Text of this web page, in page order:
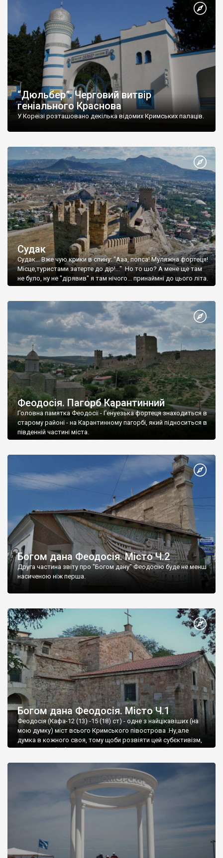
“Дюльбер”. Черговий витвір
геніального Краснова
У Кореїзі розташовано декілька відомих Кримських палаців.
Судак
Судак... Вже чую крики в спину: "Ааа, попса! Муляжна фортеця!
Місце,туристами затерте до дір!..." Но то шо? А мене ще там
не було, ну не "дірявив" я там нічого... принаймні до цього літа.
Феодосія. Пагорб Карантинний
Головна памятка Феодосії - Генуезька фортеця знаходиться в
старому районі - на Карантинному пагорбі, який підноситься в
південній частині міста.
Богом дана Феодосія. Місто Ч.2
Друга частина звіту про "Богом дану" Феодосію буде не менш
насиченою ніж перша.
Богом дана Феодосія. Місто Ч.1
Феодосія (Кафа-12 (13) -15 (18) ст) - одне з найцікавіших (на
мою думку) міст всього Кримського півострова .Ну,але
думка в кожного своя, тому щоби розвіяти цей субєктивізм,
запрошую відвідати це